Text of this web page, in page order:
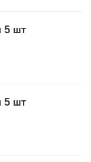
5 шт
5 шт